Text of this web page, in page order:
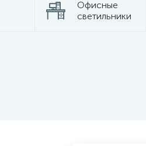
Офисные
светильники